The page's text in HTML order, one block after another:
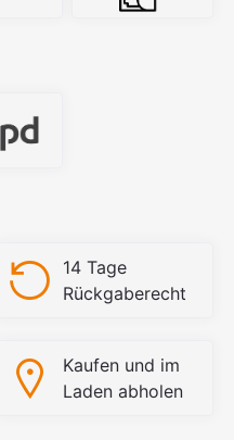
14 Tage
Rückgaberecht
Kaufen und im
Laden abholen